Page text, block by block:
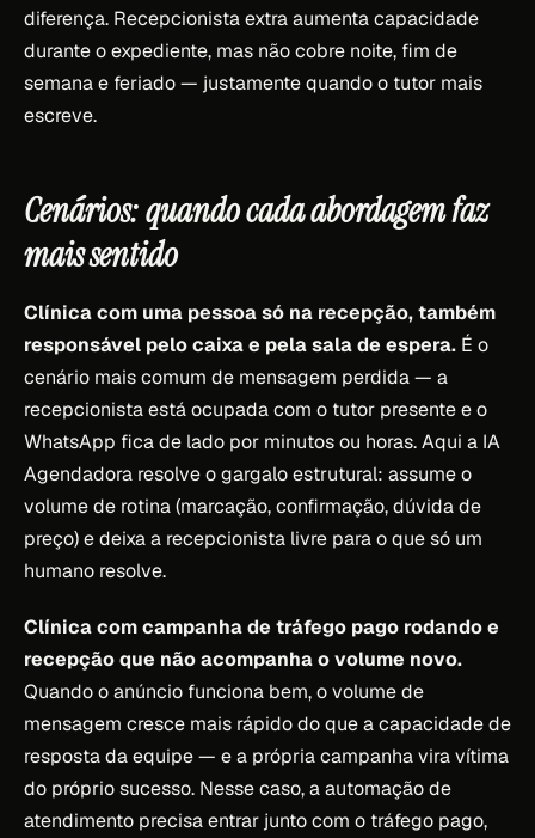
diferença. Recepcionista extra aumenta capacidade
durante o expediente, mas não cobre noite, fim de
semana e feriado — justamente quando o tutor mais
escreve.
Cenários: quando cada abordagem faz
mais sentido
Clínica com uma pessoa só na recepção, também
responsável pelo caixa e pela sala de espera. É o
cenário mais comum de mensagem perdida — a
recepcionista está ocupada com o tutor presente e o
WhatsApp fica de lado por minutos ou horas. Aqui a IA
Agendadora resolve o gargalo estrutural: assume o
volume de rotina (marcação, confirmação, dúvida de
preço) e deixa a recepcionista livre para o que só um
humano resolve.
Clínica com campanha de tráfego pago rodando e
recepção que não acompanha o volume novo.
Quando o anúncio funciona bem, o volume de
mensagem cresce mais rápido do que a capacidade de
resposta da equipe — e a própria campanha vira vítima
do próprio sucesso. Nesse caso, a automação de
atendimento precisa entrar junto com o tráfego pago,